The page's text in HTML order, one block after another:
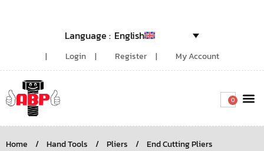
English
Login Register My Account
0
Home / Hand Tools / Pliers / End Cutting Pliers